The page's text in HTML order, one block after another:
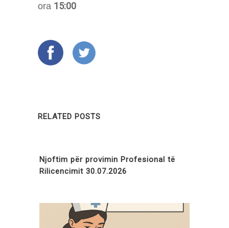
ora 15:00
RELATED POSTS
Njoftim për provimin Profesional të
Rilicencimit 30.07.2026